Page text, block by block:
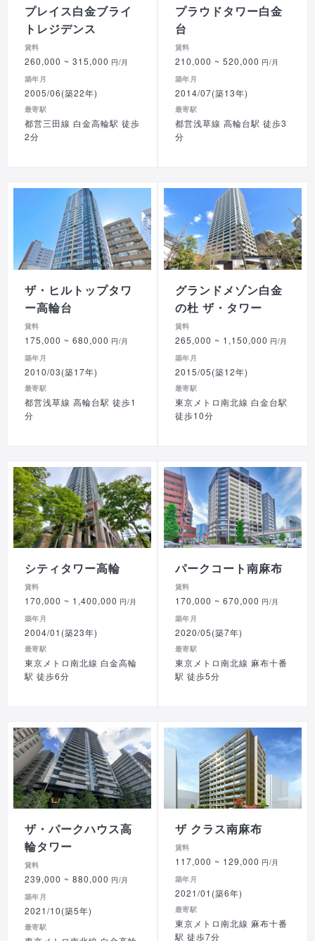
プレイス白金ブライ
トレジデンス
賃料
260,000 ~ 315,000 円/月
築年月
2005/06(築22年)
最寄駅
都営三田線 白金高輪駅 徒歩
2分
プラウドタワー白金
台
賃料
210,000 ~ 520,000 円/月
築年月
2014/07(築13年)
最寄駅
都営浅草線 高輪台駅 徒歩3
分
ザ・ヒルトップタワ
ー高輪台
賃料
175,000 ~ 680,000 円/月
築年月
2010/03(築17年)
最寄駅
都営浅草線 高輪台駅 徒歩1
分
グランドメゾン白金
の杜 ザ・タワー
賃料
265,000 ~ 1,150,000 円/月
築年月
2015/05(築12年)
最寄駅
東京メトロ南北線 白金台駅
徒歩10分
シティタワー高輪
賃料
170,000 ~ 1,400,000 円/月
築年月
2004/01(築23年)
最寄駅
東京メトロ南北線 白金高輪
駅 徒歩6分
パークコート南麻布
賃料
170,000 ~ 670,000 円/月
築年月
2020/05(築7年)
最寄駅
東京メトロ南北線 麻布十番
駅 徒歩5分
ザ・パークハウス高
輪タワー
賃料
239,000 ~ 880,000 円/月
築年月
2021/10(築5年)
最寄駅
ザ クラス南麻布
賃料
117,000 ~ 129,000 円/月
築年月
2021/01(築6年)
最寄駅
東京メトロ南北線 麻布十番
駅 徒歩7分